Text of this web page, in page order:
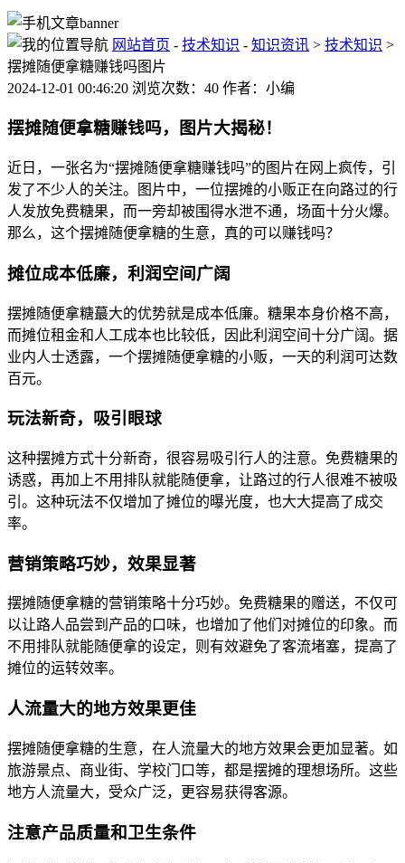
网站首页 - 技术知识 - 知识资讯 > 技术知识 >
摆摊随便拿糖赚钱吗图片
2024-12-01 00:46:20 浏览次数：40 作者：小编
摆摊随便拿糖赚钱吗，图片大揭秘！
近日，一张名为“摆摊随便拿糖赚钱吗”的图片在网上疯传，引
发了不少人的关注。图片中，一位摆摊的小贩正在向路过的行
人发放免费糖果，而一旁却被围得水泄不通，场面十分火爆。
那么，这个摆摊随便拿糖的生意，真的可以赚钱吗？
摊位成本低廉，利润空间广阔
摆摊随便拿糖蕞大的优势就是成本低廉。糖果本身价格不高，
而摊位租金和人工成本也比较低，因此利润空间十分广阔。据
业内人士透露，一个摆摊随便拿糖的小贩，一天的利润可达数
百元。
玩法新奇，吸引眼球
这种摆摊方式十分新奇，很容易吸引行人的注意。免费糖果的
诱惑，再加上不用排队就能随便拿，让路过的行人很难不被吸
引。这种玩法不仅增加了摊位的曝光度，也大大提高了成交
率。
营销策略巧妙，效果显著
摆摊随便拿糖的营销策略十分巧妙。免费糖果的赠送，不仅可
以让路人品尝到产品的口味，也增加了他们对摊位的印象。而
不用排队就能随便拿的设定，则有效避免了客流堵塞，提高了
摊位的运转效率。
人流量大的地方效果更佳
摆摊随便拿糖的生意，在人流量大的地方效果会更加显著。如
旅游景点、商业街、学校门口等，都是摆摊的理想场所。这些
地方人流量大，受众广泛，更容易获得客源。
注意产品质量和卫生条件